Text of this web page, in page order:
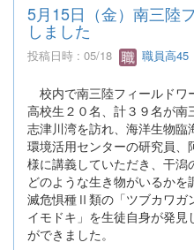
5月15日（金）南三陸
しました
投稿日時 : 05/18 職員高45
校内で南三陸フィールドワ
高校生２０名、計３９名が南
志津川湾を訪れ、海洋生物
環境活用センターの研究員
様に講義していただき、干潟
どのような生き物がいるか
滅危惧種Ⅱ類の「ツブカワガ
イモドキ」を生徒自身が発見
ができました。